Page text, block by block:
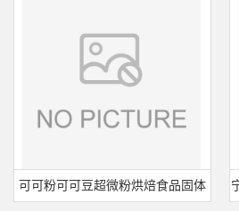
可可粉可可豆超微粉烘焙食品固体 宁